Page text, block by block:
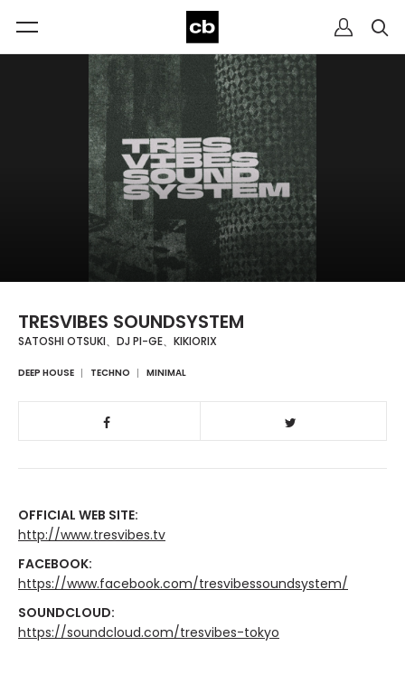
TRESVIBES SOUNDSYSTEM
SATOSHI OTSUKI、DJ PI-GE、KIKIORIX
DEEP HOUSE TECHNO MINIMAL
OFFICIAL WEB SITE:
http://www.tresvibes.tv
FACEBOOK:
https://www.facebook.com/tresvibessoundsystem/
SOUNDCLOUD:
https://soundcloud.com/tresvibes-tokyo